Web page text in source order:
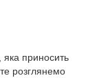
приносить
розглянемо